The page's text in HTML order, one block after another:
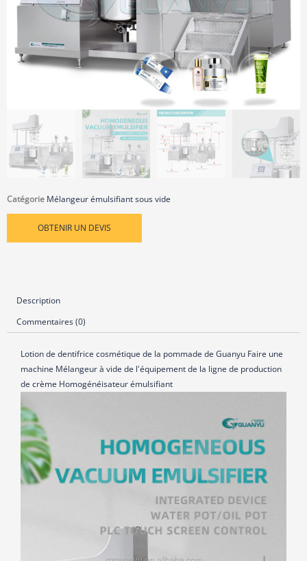
Catégorie Mélangeur émulsifiant sous vide
OBTENIR UN DEVIS
Description
Commentaires (0)
Lotion de dentifrice cosmétique de la pommade de Guanyu Faire une
machine Mélangeur à vide de l'équipement de la ligne de production
de crème Homogénéisateur émulsifiant